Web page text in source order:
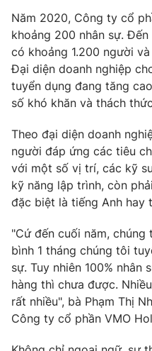
Cơ quan chủ quản:Đài
Cơ quan báo chí:Thời báo
Giấy phép hoạt động báo in
cấp ngày 29/12/2023
Tổng Biên tập:Vũ Thanh
Phó Tổng Biên tập:
Nguyễn
Nguyễn Trọng Ninh
Tổng đài VTV: 024.38 355
Ðiện thoại Thời báo VTV:
Email:toasoan@vtv.vn
Năm 2020, Công ty cổ
khoảng 200 nhân sự.
có khoảng 1.200 người
Đại diện doanh nghiệp
tuyển dụng đang tăng
số khó khăn và thách
Theo đại diện doanh
người đáp ứng các tiêu
với một số vị trí, các kỹ
kỹ năng lập trình, còn
đặc biệt là tiếng Anh hay
"Cứ đến cuối năm, chúng
bình 1 tháng chúng tôi
sự. Tuy nhiên 100%
hàng thì chưa được.
rất nhiều", bà Phạm Thị
Công ty cổ phần VMO